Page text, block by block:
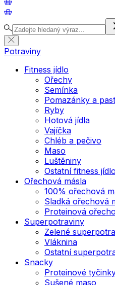
Potraviny
Fitness jídlo
Ořechy
Semínka
Pomazánky a
Ryby
Hotová jídla
Vajíčka
Chléb a pečivo
Maso
Luštěniny
Ostatní fitness jídlo
Ořechová másla
100% ořechová
Sladká ořechová
Proteinová
Superpotraviny
Zelené
Vláknina
Ostatní
Snacky
Proteinové
Sušené maso